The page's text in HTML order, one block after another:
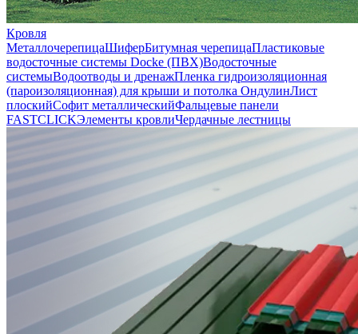
Кровля
МеталлочерепицаШиферБитумная черепицаПластиковые
водосточные системы Docke (ПВХ)Водосточные
системыВодоотводы и дренажПленка гидроизоляционная
(пароизоляционная) для крыши и потолка ОндулинЛист
плоскийСофит металлическийФальцевые панели
FASTCLICKЭлементы кровлиЧердачные лестницы